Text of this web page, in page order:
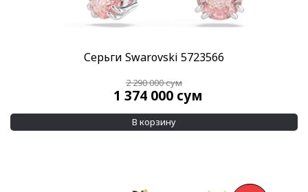
Украшения Swarovski
(2)
Материал браслета
Кристаллы(2)
Позолота(1)
Серьги Swarovski 5723566
2 290 000сум
1 374 000 сум
В корзину